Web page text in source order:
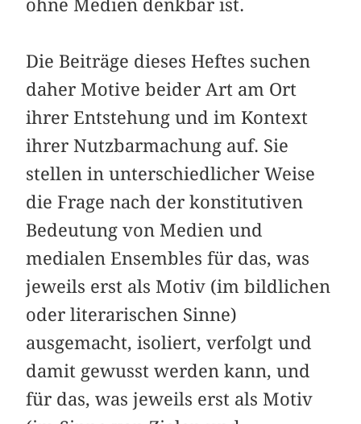
ohne Medien denkbar ist.
Die Beiträge dieses Heftes suchen
daher Motive beider Art am Ort
ihrer Entstehung und im Kontext
ihrer Nutzbarmachung auf. Sie
stellen in unterschiedlicher Weise
die Frage nach der konstitutiven
Bedeutung von Medien und
medialen Ensembles für das, was
jeweils erst als Motiv (im bildlichen
oder literarischen Sinne)
ausgemacht, isoliert, verfolgt und
damit gewusst werden kann, und
für das, was jeweils erst als Motiv